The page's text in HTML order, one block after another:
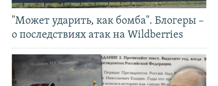
"Может ударить, как бомба". Блогеры –
о последствиях атак на Wildberries